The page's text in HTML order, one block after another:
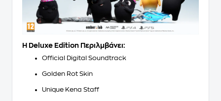
Η Deluxe Edition Περιλμβάνει:
Official Digital Soundtrack
Golden Rot Skin
Unique Kena Staff